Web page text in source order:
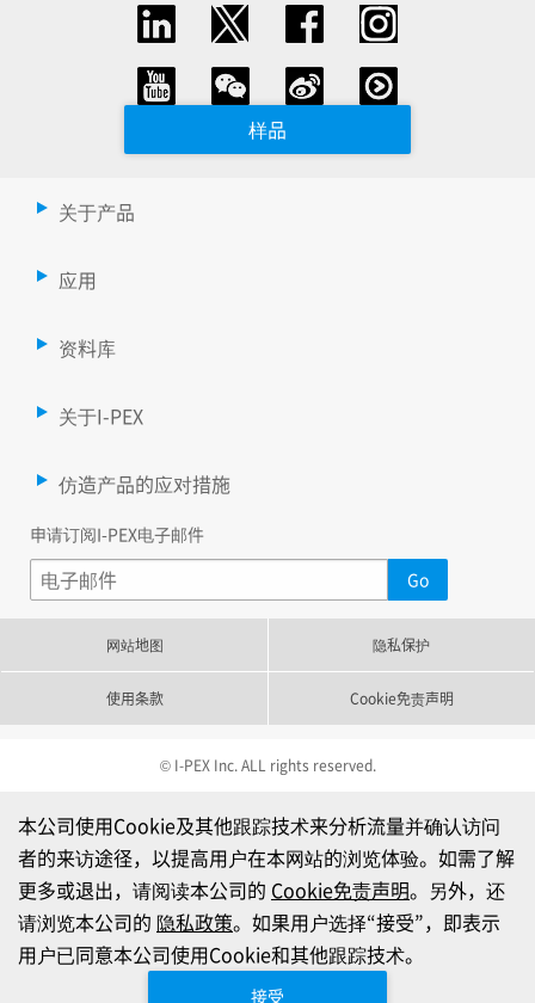
样品
关于产品
应用
资料库
关于I-PEX
仿造产品的应对措施
申请订阅I-PEX电子邮件
网站地图 隐私保护
使用条款 Cookie免责声明
© I-PEX Inc. ALL rights reserved.
本公司使用Cookie及其他跟踪技术来分析流量并确认访问
者的来访途径，以提高用户在本网站的浏览体验。如需了解
更多或退出，请阅读本公司的 Cookie免责声明。另外，还
请浏览本公司的 隐私政策。如果用户选择“接受”，即表示
用户已同意本公司使用Cookie和其他跟踪技术。
接受